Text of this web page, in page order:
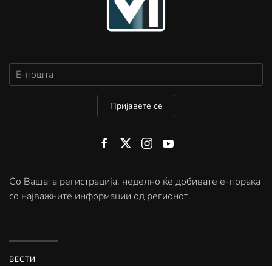
Пријавете се
Со Вашата регистрација, неделно ќе добивате е-порака
со најважните информации од регионот.
ВЕСТИ